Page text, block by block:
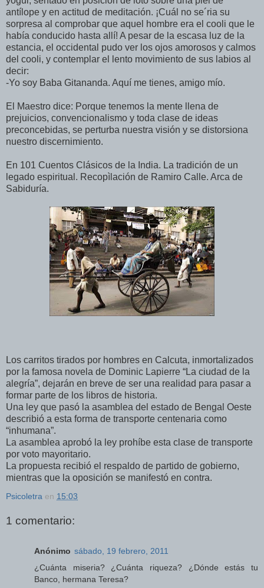
antílope y en actitud de meditación. ¡Cuál no se´ria su
sorpresa al comprobar que aquel hombre era el cooli que le
había conducido hasta allí! A pesar de la escasa luz de la
estancia, el occidental pudo ver los ojos amorosos y calmos
del cooli, y contemplar el lento movimiento de sus labios al
decir:
-Yo soy Baba Gitananda. Aquí me tienes, amigo mío.
El Maestro dice: Porque tenemos la mente llena de
prejuicios, convencionalismo y toda clase de ideas
preconcebidas, se perturba nuestra visión y se distorsiona
nuestro discernimiento.
En 101 Cuentos Clásicos de la India. La tradición de un
legado espiritual. Recopìlación de Ramiro Calle. Arca de
Sabiduría.
Los carritos tirados por hombres en Calcuta, inmortalizados
por la famosa novela de Dominic Lapierre “La ciudad de la
alegría”, dejarán en breve de ser una realidad para pasar a
formar parte de los libros de historia.
Una ley que pasó la asamblea del estado de Bengal Oeste
describió a esta forma de transporte centenaria como
“inhumana”.
La asamblea aprobó la ley prohíbe esta clase de transporte
por voto mayoritario.
La propuesta recibió el respaldo de partido de gobierno,
mientras que la oposición se manifestó en contra.
Psicoletra en 15:03
1 comentario:
Anónimo sábado, 19 febrero, 2011
¿Cuánta miseria? ¿Cuánta riqueza? ¿Dónde estás tu
Banco, hermana Teresa?